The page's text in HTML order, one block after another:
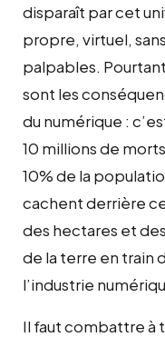
disparaît par cet
propre, virtuel,
palpables.
sont les
du numérique :
10 millions de
10% de la
cachent derrière
des hectares et
de la terre en train
l’industrie
Il faut combattre à